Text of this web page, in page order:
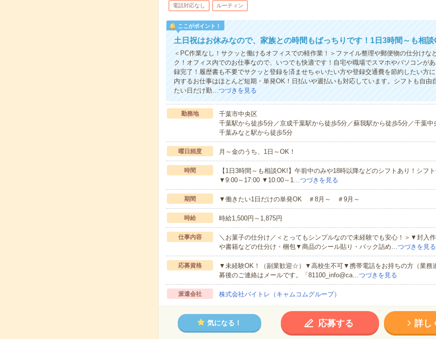
電話対応なし ルーティン
ここがポイント！
土日祝はお休みなので、家族との時間もばっちりです！1日3時間～も相談
＜PC作業なし！サクッと働けるオフィスでの軽作業！＞ファイル整理や郵便物の仕分けな
ク！オフィス内でのお仕事なので、いつでも快適です！自宅や職場でスマホやパソコンが
録完了！履歴書も不要でサクッと登録を済ませちゃいたい方や登録交通費を節約したい方
内するお仕事はほとんど短期・単発OK！日払いや週払いも対応しています。シフトも自由
たい日だけ勤…つづきを見る
勤務地
千葉市中央区
千葉駅から徒歩5分／京成千葉駅から徒歩5分／蘇我駅から徒歩5分／千葉中
千葉みなと駅から徒歩5分
曜日頻度 月～金のうち、1日～OK！
時間
【1日3時間～も相談OK!】午前中のみや18時以降などのシフトあり！シフ
▼9:00～17:00 ▼10:00～1…つづきを見る
期間 ▼働きたい1日だけの単発OK ＃8月～ ＃9月～
時給 時給1,500円～1,875円
仕事内容
＼お菓子の仕分け／＜とってもシンプルなので未経験でも安心！＞▼封入
や書籍などの仕分け・梱包▼商品のシール貼り・パック詰め…つづきを見る
応募資格
▼未経験OK！（副業歓迎☆）▼高校生不可▼携帯電話をお持ちの方（業務
募後のご連絡はメールです。「81100_info@ca…つづきを見る
派遣会社 株式会社バイトレ（キャムコムグループ）
気になる！ 応募する 詳し